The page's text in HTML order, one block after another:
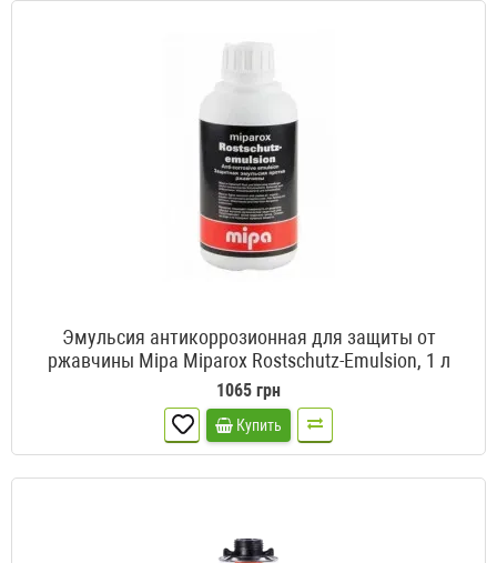
Эмульсия антикоррозионная для защиты от
ржавчины Mipa Miparox Rostschutz-Emulsion, 1 л
1065 грн
Купить